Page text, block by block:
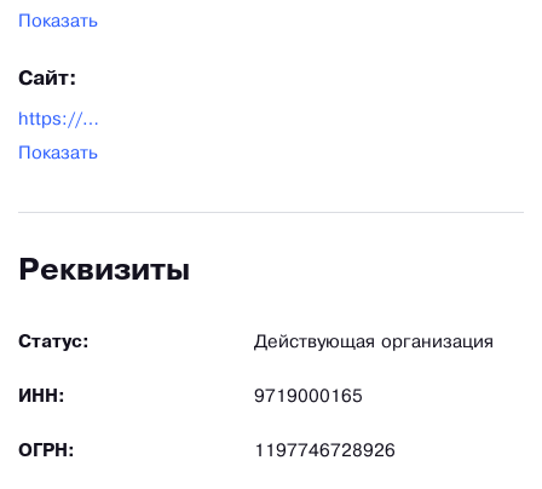
Показать
Сайт:
https://magazin-veshalok.ru/
Показать
Реквизиты
Статус: Действующая организация
ИНН: 9719000165
ОГРН: 1197746728926